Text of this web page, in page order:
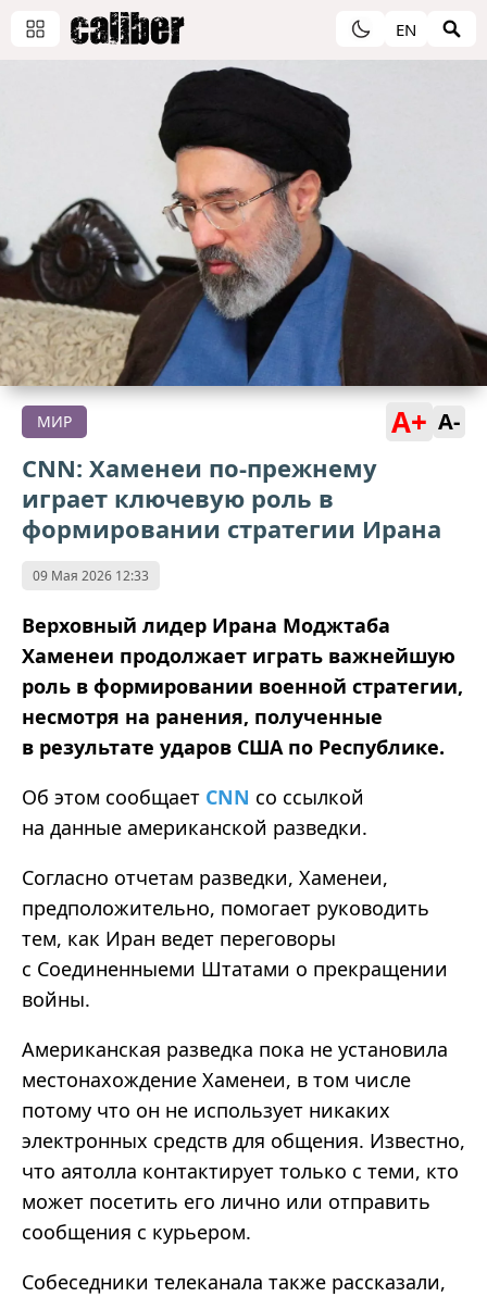
EN
МИР A+ A-
CNN: Хаменеи по-прежнему
играет ключевую роль в
формировании стратегии Ирана
09 Мая 2026 12:33
Верховный лидер Ирана Моджтаба
Хаменеи продолжает играть важнейшую
роль в формировании военной стратегии,
несмотря на ранения, полученные
в результате ударов США по Республике.
Об этом сообщает CNN со ссылкой
на данные американской разведки.
Согласно отчетам разведки, Хаменеи,
предположительно, помогает руководить
тем, как Иран ведет переговоры
с Соединенныеми Штатами о прекращении
войны.
Американская разведка пока не установила
местонахождение Хаменеи, в том числе
потому что он не использует никаких
электронных средств для общения. Известно,
что аятолла контактирует только с теми, кто
может посетить его лично или отправить
сообщения с курьером.
Собеседники телеканала также рассказали,